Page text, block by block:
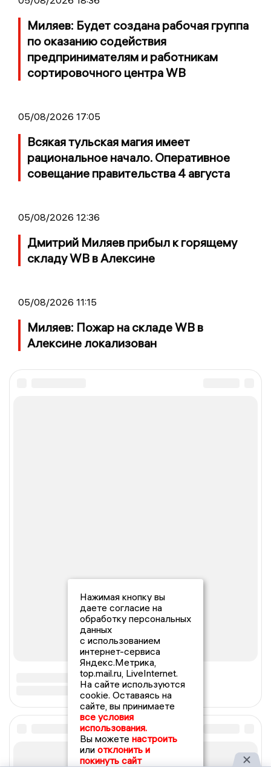
Миляев: Будет создана рабочая группа
по оказанию содействия
предпринимателям и работникам
сортировочного центра WB
05/08/2026 17:05
Всякая тульская магия имеет
рациональное начало. Оперативное
совещание правительства 4 августа
05/08/2026 12:36
Дмитрий Миляев прибыл к горящему
складу WB в Алексине
05/08/2026 11:15
Миляев: Пожар на складе WB в
Алексине локализован
Нажимая кнопку вы
даете согласие на
обработку персональных
данных
с использованием
интернет-сервиса
Яндекс.Метрика,
top.mail.ru, LiveInternet.
На сайте используются
cookie. Оставаясь на
сайте, вы принимаете
все условия
использования.
Вы можете настроить
или отклонить и
покинуть сайт